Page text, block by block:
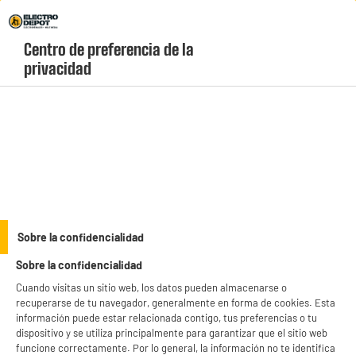
Menú
geolocation-header-icon-text
account
con juegos incluidos. ¡Aprovecha nuestros precios imbatibles y llévate la
current-store
LEGANÉS, MADRID
productItem__availability-
change-btn
product_list_sticky_button_Filter
Centro de preferencia de la
privacidad
Sobre la confidencialidad
Sobre la confidencialidad
Cuando visitas un sitio web, los datos pueden almacenarse o
recuperarse de tu navegador, generalmente en forma de cookies. Esta
información puede estar relacionada contigo, tus preferencias o tu
dispositivo y se utiliza principalmente para garantizar que el sitio web
funcione correctamente. Por lo general, la información no te identifica